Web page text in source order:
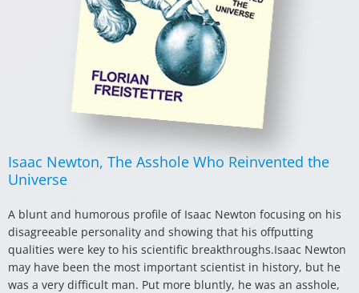
Isaac Newton, The Asshole Who Reinvented the
Universe
A blunt and humorous profile of Isaac Newton focusing on his
disagreeable personality and showing that his offputting
qualities were key to his scientific breakthroughs.Isaac Newton
may have been the most important scientist in history, but he
was a very difficult man. Put more bluntly, he was an asshole,